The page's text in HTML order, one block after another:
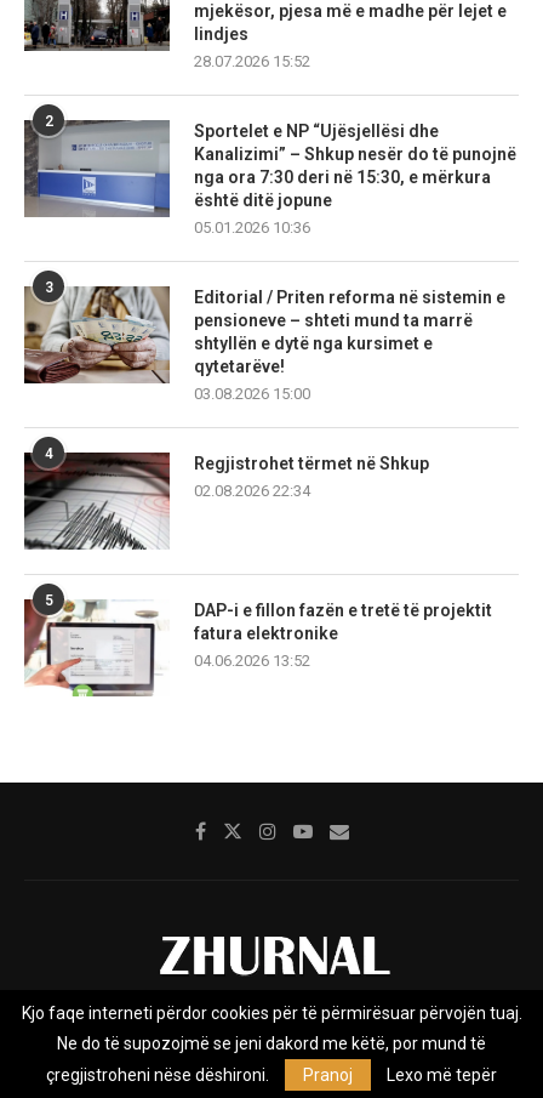
mjekësor, pjesa më e madhe për lejet e
lindjes
28.07.2026 15:52
2
Sportelet e NP “Ujësjellësi dhe
Kanalizimi” – Shkup nesër do të punojnë
nga ora 7:30 deri në 15:30, e mërkura
është ditë jopune
05.01.2026 10:36
3
Editorial / Priten reforma në sistemin e
pensioneve – shteti mund ta marrë
shtyllën e dytë nga kursimet e
qytetarëve!
03.08.2026 15:00
4
Regjistrohet tërmet në Shkup
02.08.2026 22:34
5
DAP-i e fillon fazën e tretë të projektit
fatura elektronike
04.06.2026 13:52
Rreth nesh Impresumi Marketing
Privacy Policy
Kjo faqe interneti përdor cookies për të përmirësuar përvojën tuaj.
Ne do të supozojmë se jeni dakord me këtë, por mund të
çregjistroheni nëse dëshironi.
Pranoj Lexo më tepër